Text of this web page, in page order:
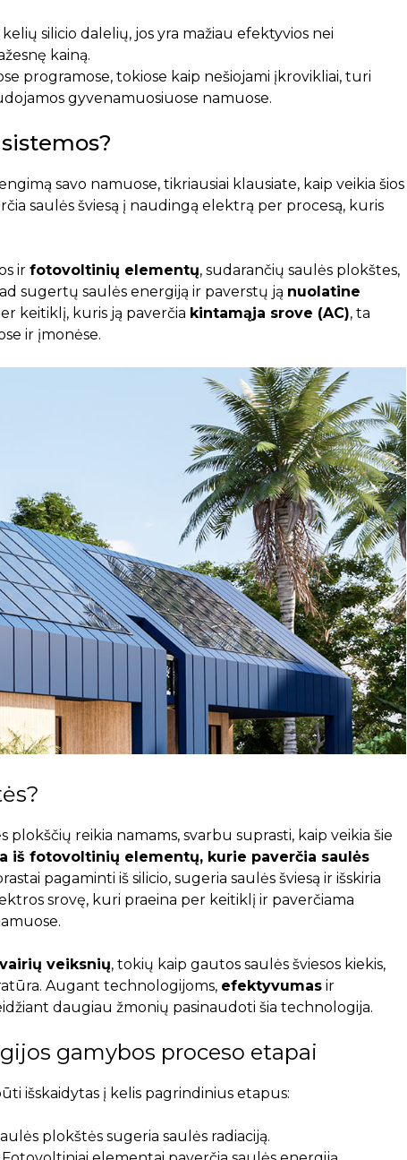
silicio dalelių, jos yra mažiau efektyvios nei
kainą.
programose, tokiose kaip nešiojami įkrovikliai, turi
gyvenamuosiuose namuose.
savo namuose, tikriausiai klausiate, kaip veikia šios
saulės šviesą į naudingą elektrą per procesą, kuris
ir fotovoltinių elementų, sudarančių saulės plokštes,
sugertų saulės energiją ir paverstų ją nuolatine
keitiklį, kuris ją paverčia kintamąja srove (AC), ta
ir įmonėse.
plokščių reikia namams, svarbu suprasti, kaip veikia šie
iš fotovoltinių elementų, kurie paverčia saulės
pagaminti iš silicio, sugeria saulės šviesą ir išskiria
srovę, kuri praeina per keitiklį ir paverčiama
veiksnių, tokių kaip gautos saulės šviesos kiekis,
Augant technologijoms, efektyvumasir
daugiau žmonių pasinaudoti šia technologija.
gamybos proceso etapai
išskaidytas į kelis pagrindinius etapus:
plokštės sugeria saulės radiaciją.